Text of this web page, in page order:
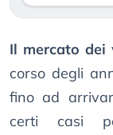
Il mercato dei
corso degli
fino ad
certi casi